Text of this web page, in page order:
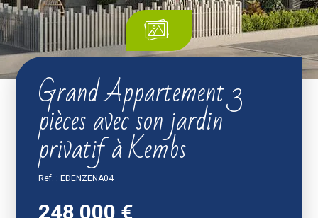
Grand Appartement 3
pièces avec son jardin
privatif à Kembs
Ref. : EDENZENA04
248 000 €